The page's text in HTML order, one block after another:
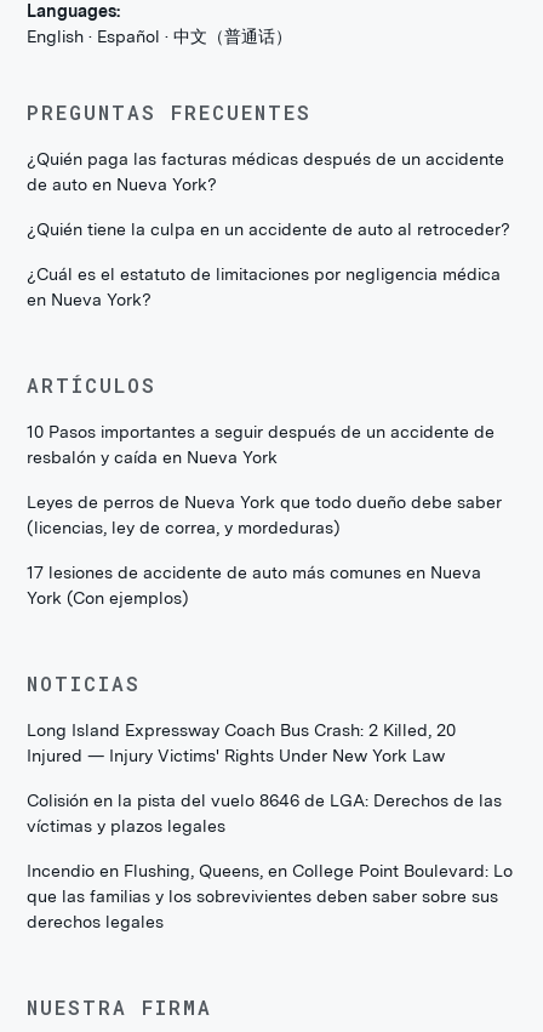
Languages:
English · Español · 中文（普通话）
PREGUNTAS FRECUENTES
¿Quién paga las facturas médicas después de un accidente
de auto en Nueva York?
¿Quién tiene la culpa en un accidente de auto al retroceder?
¿Cuál es el estatuto de limitaciones por negligencia médica
en Nueva York?
ARTÍCULOS
10 Pasos importantes a seguir después de un accidente de
resbalón y caída en Nueva York
Leyes de perros de Nueva York que todo dueño debe saber
(licencias, ley de correa, y mordeduras)
17 lesiones de accidente de auto más comunes en Nueva
York (Con ejemplos)
NOTICIAS
Long Island Expressway Coach Bus Crash: 2 Killed, 20
Injured — Injury Victims' Rights Under New York Law
Colisión en la pista del vuelo 8646 de LGA: Derechos de las
víctimas y plazos legales
Incendio en Flushing, Queens, en College Point Boulevard: Lo
que las familias y los sobrevivientes deben saber sobre sus
derechos legales
NUESTRA FIRMA